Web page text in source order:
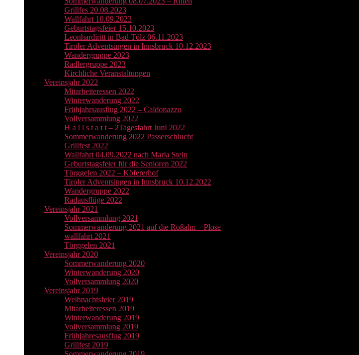
Grillfes 20.08.2023
Wallfahrt 10.09.2023
Geburtstagsfeier 15.10.2023
Leonhardiritt in Bad Tölz 06.11.2023
Tiroler Adventsingen in Innsbruck 10.12.2023
Wandergruppe 2023
Radlergruppe 2023
Kirchliche Veranstaltungen
Vereinsjahr 2022
Mitarbeiteressen 2022
Winterwanderung 2022
Frühjahrsausflug 2022 – Caldonazzo
Vollversammlung 2022
H a l l s t a t t – 2Tagesfahrt Juni 2022
Sommerwanderung 2022 Passerschlucht
Grillfest 2022
Wallfahrt 04.09.2022 nach Maria Stein
Geburtstagsfeier für die Senioren 2022
Törggelen 2022 – Köfererhof
Tiroler Adventsingen in Innsbruck 10.12.2022
Wandergruppe 2022
Radausflüge 2022
Vereinsjahr 2021
Vollversammlung 2021
Sommerwanderung 2021 auf die Roßalm – Plose
wallfahrt 2021
Törggelen 2021
Vereinsjahr 2020
Sommerwanderung 2020
Winterwanderung 2020
Vollversammlung 2020
Vereinsjahr 2019
Weihnachtsfeier 2019
Mitarbeiteressen 2019
Winterwanderung 2019
Vollversammlung 2019
Frühjahresausflug 2019
Grillfest 2019